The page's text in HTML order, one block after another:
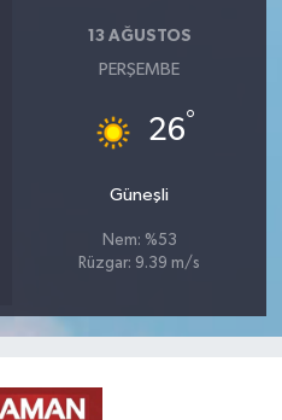
13 AĞUSTOS
PERŞEMBE
26°
Güneşli
Nem: %53
Rüzgar: 9.39 m/s